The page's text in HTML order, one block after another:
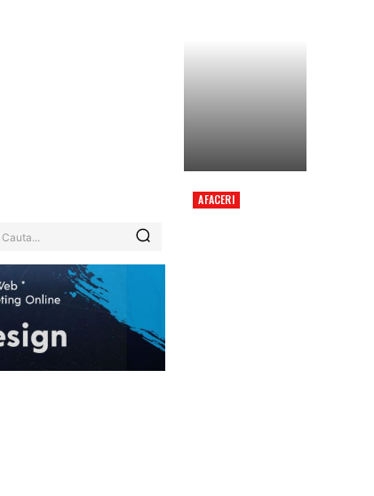
Cauta...
AFACERI